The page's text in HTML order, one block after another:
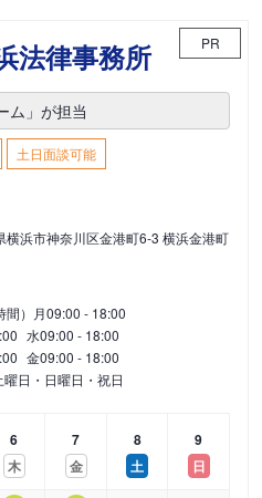
法律事務所 PR
ム」が担当
土日面談可能
横浜市神奈川区金港町6-3 横浜金港町
間） 月09:00 - 18:00
水09:00 - 18:00
金09:00 - 18:00
曜日・日曜日・祝日
6
木
7
金
8
土
9
日